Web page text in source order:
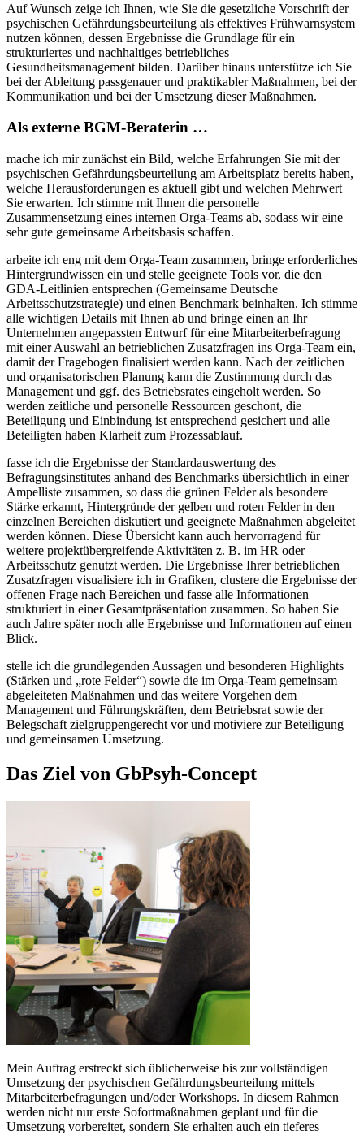
Auf Wunsch zeige ich Ihnen, wie Sie die gesetzliche Vorschrift der
psychischen Gefährdungsbeurteilung als effektives Frühwarnsystem
nutzen können, dessen Ergebnisse die Grundlage für ein
strukturiertes und nachhaltiges betriebliches
Gesundheitsmanagement bilden. Darüber hinaus unterstütze ich Sie
bei der Ableitung passgenauer und praktikabler Maßnahmen, bei der
Kommunikation und bei der Umsetzung dieser Maßnahmen.
Als externe BGM-Beraterin …
mache ich mir zunächst ein Bild, welche Erfahrungen Sie mit der
psychischen Gefährdungsbeurteilung am Arbeitsplatz bereits haben,
welche Herausforderungen es aktuell gibt und welchen Mehrwert
Sie erwarten. Ich stimme mit Ihnen die personelle
Zusammensetzung eines internen Orga-Teams ab, sodass wir eine
sehr gute gemeinsame Arbeitsbasis schaffen.
arbeite ich eng mit dem Orga-Team zusammen, bringe erforderliches
Hintergrundwissen ein und stelle geeignete Tools vor, die den
GDA-Leitlinien entsprechen (Gemeinsame Deutsche
Arbeitsschutzstrategie) und einen Benchmark beinhalten. Ich stimme
alle wichtigen Details mit Ihnen ab und bringe einen an Ihr
Unternehmen angepassten Entwurf für eine Mitarbeiterbefragung
mit einer Auswahl an betrieblichen Zusatzfragen ins Orga-Team ein,
damit der Fragebogen finalisiert werden kann. Nach der zeitlichen
und organisatorischen Planung kann die Zustimmung durch das
Management und ggf. des Betriebsrates eingeholt werden. So
werden zeitliche und personelle Ressourcen geschont, die
Beteiligung und Einbindung ist entsprechend gesichert und alle
Beteiligten haben Klarheit zum Prozessablauf.
fasse ich die Ergebnisse der Standardauswertung des
Befragungsinstitutes anhand des Benchmarks übersichtlich in einer
Ampelliste zusammen, so dass die grünen Felder als besondere
Stärke erkannt, Hintergründe der gelben und roten Felder in den
einzelnen Bereichen diskutiert und geeignete Maßnahmen abgeleitet
werden können. Diese Übersicht kann auch hervorragend für
weitere projektübergreifende Aktivitäten z. B. im HR oder
Arbeitsschutz genutzt werden. Die Ergebnisse Ihrer betrieblichen
Zusatzfragen visualisiere ich in Grafiken, clustere die Ergebnisse der
offenen Frage nach Bereichen und fasse alle Informationen
strukturiert in einer Gesamtpräsentation zusammen. So haben Sie
auch Jahre später noch alle Ergebnisse und Informationen auf einen
Blick.
stelle ich die grundlegenden Aussagen und besonderen Highlights
(Stärken und „rote Felder“) sowie die im Orga-Team gemeinsam
abgeleiteten Maßnahmen und das weitere Vorgehen dem
Management und Führungskräften, dem Betriebsrat sowie der
Belegschaft zielgruppengerecht vor und motiviere zur Beteiligung
und gemeinsamen Umsetzung.
Das Ziel von GbPsyh-Concept
Mein Auftrag erstreckt sich üblicherweise bis zur vollständigen
Umsetzung der psychischen Gefährdungsbeurteilung mittels
Mitarbeiterbefragungen und/oder Workshops. In diesem Rahmen
werden nicht nur erste Sofortmaßnahmen geplant und für die
Umsetzung vorbereitet, sondern Sie erhalten auch ein tieferes